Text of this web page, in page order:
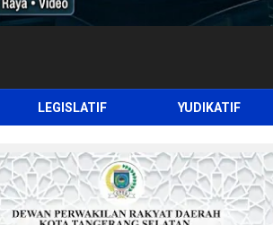
LEGISLATIF YUDIKATIF